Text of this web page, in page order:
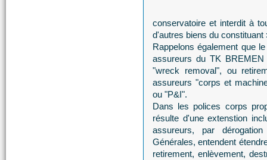
conservatoire et interdit à
d'autres biens du constituant
Rappelons également que
assureurs du TK
"wreck removal", ou
assureurs "corps et
ou "P&I".
Dans les polices corps
résulte d'une extenstion
assureurs, par
Générales, entendent
retirement, enlèvement,